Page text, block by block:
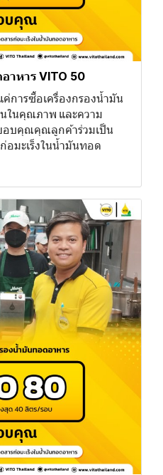
าหาร VITO 50
ค่การซื้อเครื่องกรองน้ำมัน
ในคุณภาพ และความ
บคุณคุณลูกค้าร่วมเป็น
อมะเร็งในน้ำมันทอด